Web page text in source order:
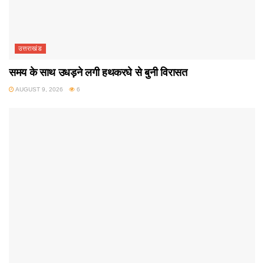
उत्तराखंड
समय के साथ उधड़ने लगी हथकरघे से बुनी विरासत
AUGUST 9, 2026 6